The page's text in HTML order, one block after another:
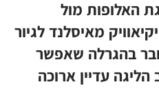
האלופות מול
מאיסלנד לגיור
בהגרלה שאפשר
עדיין ארוכה